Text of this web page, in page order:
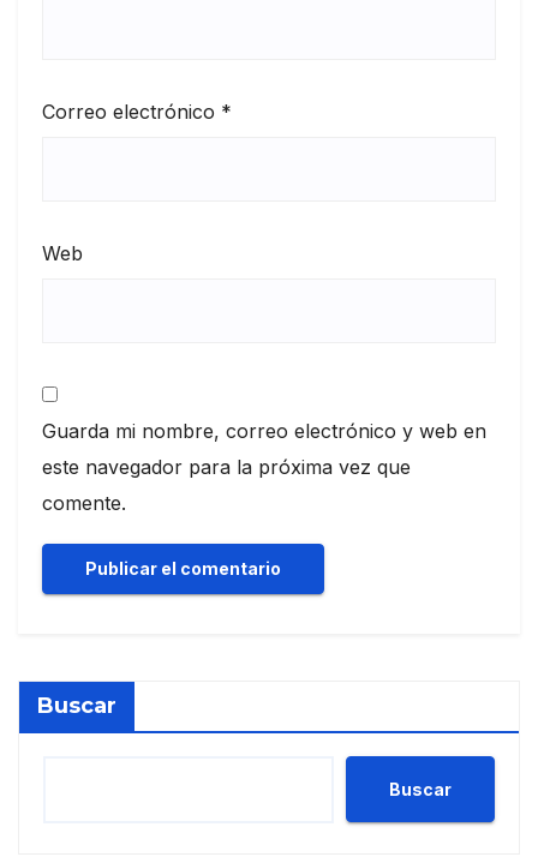
Correo electrónico *
Web
Guarda mi nombre, correo electrónico y web en
este navegador para la próxima vez que
comente.
Buscar
Buscar